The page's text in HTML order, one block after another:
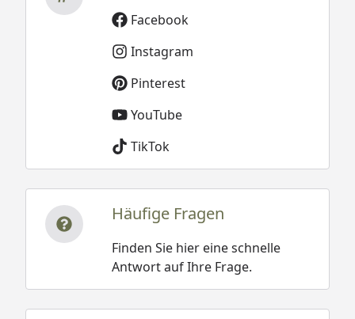
Facebook
Instagram
Pinterest
YouTube
TikTok
Häufige Fragen
Finden Sie hier eine schnelle
Antwort auf Ihre Frage.